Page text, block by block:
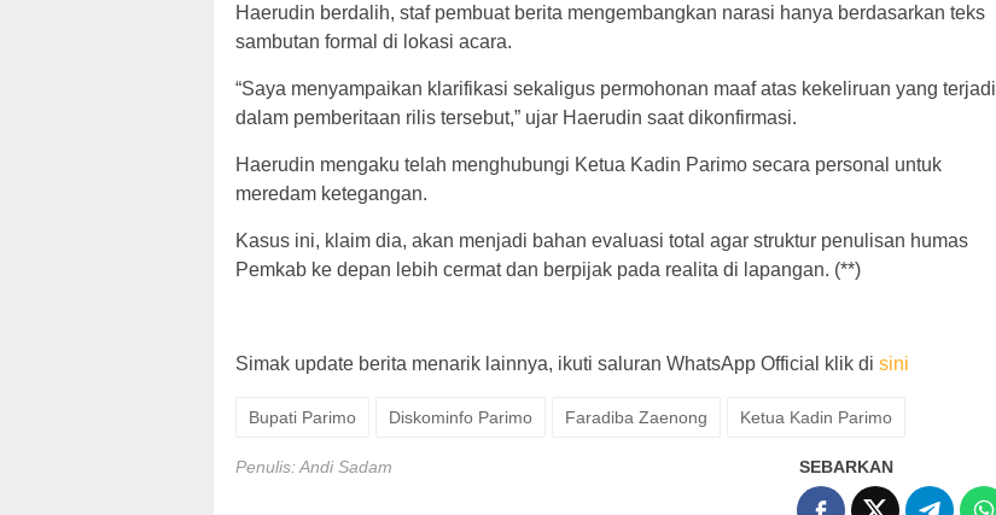
Haerudin berdalih, staf pembuat berita mengembangkan narasi hanya berdasarkan teks
sambutan formal di lokasi acara.
“Saya menyampaikan klarifikasi sekaligus permohonan maaf atas kekeliruan yang terjadi
dalam pemberitaan rilis tersebut,” ujar Haerudin saat dikonfirmasi.
Haerudin mengaku telah menghubungi Ketua Kadin Parimo secara personal untuk
meredam ketegangan.
Kasus ini, klaim dia, akan menjadi bahan evaluasi total agar struktur penulisan humas
Pemkab ke depan lebih cermat dan berpijak pada realita di lapangan. (**)
Simak update berita menarik lainnya, ikuti saluran WhatsApp Official klik di sini
Bupati Parimo Diskominfo Parimo Faradiba Zaenong Ketua Kadin Parimo
Penulis: Andi Sadam SEBARKAN